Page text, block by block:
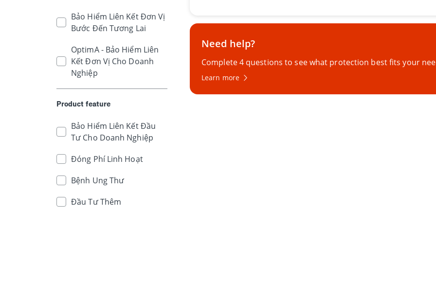
Bảo Hiểm Liên Kết Đơn Vị
Bước Đến Tương Lai
OptimA - Bảo Hiểm Liên
Kết Đơn Vị Cho Doanh
Nghiệp
Product feature
Bảo Hiểm Liên Kết Đầu
Tư Cho Doanh Nghiệp
Đóng Phí Linh Hoạt
Bệnh Ung Thư
Đầu Tư Thêm
Need help?
Complete 4 questions to see what protection best fits your
Learn more